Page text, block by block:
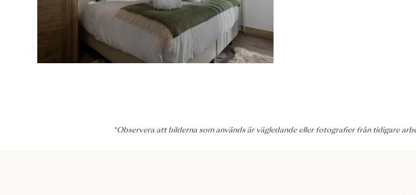
*Observera att bilderna som används är vägledande eller fotografier från tidigare